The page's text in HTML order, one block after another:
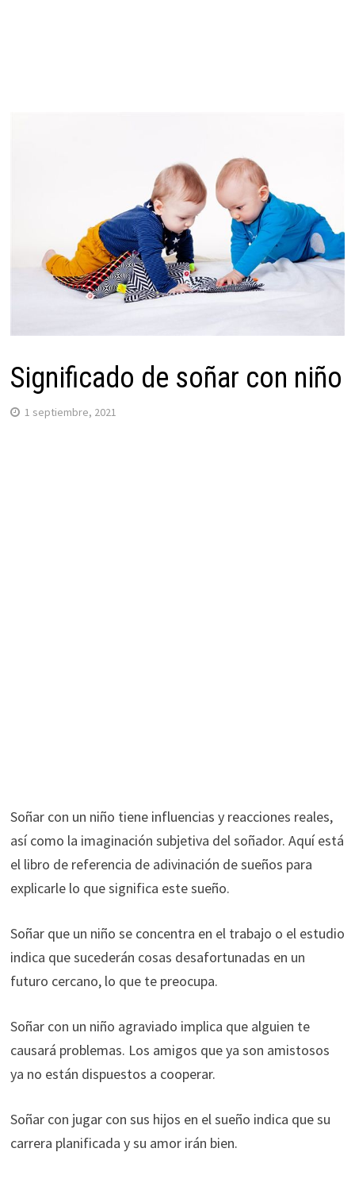
Significado de soñar con niño
1 septiembre, 2021
Soñar con un niño tiene influencias y reacciones reales,
así como la imaginación subjetiva del soñador. Aquí está
el libro de referencia de adivinación de sueños para
explicarle lo que significa este sueño.
Soñar que un niño se concentra en el trabajo o el estudio
indica que sucederán cosas desafortunadas en un
futuro cercano, lo que te preocupa.
Soñar con un niño agraviado implica que alguien te
causará problemas. Los amigos que ya son amistosos
ya no están dispuestos a cooperar.
Soñar con jugar con sus hijos en el sueño indica que su
carrera planificada y su amor irán bien.